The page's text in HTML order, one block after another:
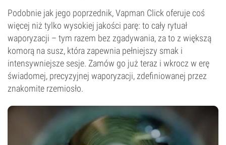
Podobnie jak jego poprzednik, Vapman Click oferuje coś
więcej niż tylko wysokiej jakości parę: to cały rytuał
waporyzacji – tym razem bez zgadywania, za to z większą
komorą na susz, która zapewnia pełniejszy smak i
intensywniejsze sesje. Zamów go już teraz i wkrocz w erę
świadomej, precyzyjnej waporyzacji, zdefiniowanej przez
znakomite rzemiosło.